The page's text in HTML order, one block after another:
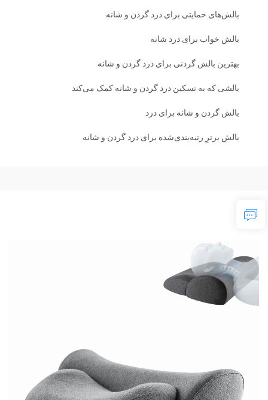
بالش‌های حمایتی برای درد گردن و شانه
بالش خواب برای درد شانه
بهترین بالش گردنی برای درد گردن و شانه
بالشی که به تسکین درد گردن و شانه کمک می‌کند
بالش گردن و شانه برای درد
بالش برترِ رتبه‌بندی‌شده برای درد گردن و شانه